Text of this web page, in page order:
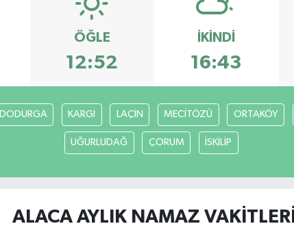
ÖĞLE
12:52
İKINDI
16:43
DODURGA KARGI LAÇİN MECİTÖZÜ ORTAKÖY
UĞURLUDAĞ ÇORUM İSKİLİP
ALACA AYLIK NAMAZ VAKITLERI